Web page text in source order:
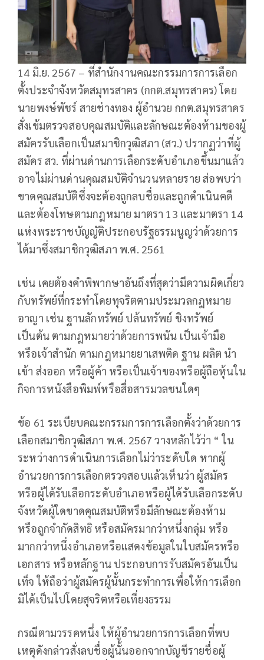
14 มิ.ย. 2567 – ที่สำนักงานคณะกรรมการการเลือก
ตั้งประจำจังหวัดสมุทรสาคร (กกต.สมุทรสาคร) โดย
นายพงษ์พัชร์ สายช่างทอง ผู้อำนวย กกต.สมุทรสาคร
สั่งเข้มตรวจสอบคุณสมบัติและลักษณะต้องห้ามของผู้
สมัครรับเลือกเป็นสมาชิกวุฒิสภา (สว.) ปรากฏว่าที่ผู้
สมัคร สว. ที่ผ่านด่านการเลือกระดับอำเภอขึ้นมาแล้ว
อาจไม่ผ่านด่านคุณสมบัติจำนวนหลายราย ส่อพบว่า
ขาดคุณสมบัติซึ่งจะต้องถูกลบชื่อและถูกดำเนินคดี
และต้องโทษตามกฎหมาย มาตรา 13 และมาตรา 14
แห่งพระราชบัญญัติประกอบรัฐธรรมนูญว่าด้วยการ
ได้มาซึ่งสมาชิกวุฒิสภา พ.ศ. 2561
เช่น เคยต้องคำพิพากษาอันถึงที่สุดว่ามีความผิดเกี่ยว
กับทรัพย์ที่กระทำโดยทุจริตตามประมวลกฎหมาย
อาญา เช่น ฐานลักทรัพย์ ปล้นทรัพย์ ชิงทรัพย์
เป็นต้น ตามกฎหมายว่าด้วยการพนัน เป็นเจ้ามือ
หรือเจ้าสำนัก ตามกฎหมายยาเสพติด ฐาน ผลิต นำ
เข้า ส่งออก หรือผู้ค้า หรือเป็นเจ้าของหรือผู้ถือหุ้นใน
กิจการหนังสือพิมพ์หรือสื่อสารมวลชนใดๆ
ข้อ 61 ระเบียบคณะกรรมการการเลือกตั้งว่าด้วยการ
เลือกสมาชิกวุฒิสภา พ.ศ. 2567 วางหลักไว้ว่า “ ใน
ระหว่างการดำเนินการเลือกไม่ว่าระดับใด หากผู้
อำนวยการการเลือกตรวจสอบแล้วเห็นว่า ผู้สมัคร
หรือผู้ได้รับเลือกระดับอำเภอหรือผู้ได้รับเลือกระดับ
จังหวัดผู้ใดขาดคุณสมบัติหรือมีลักษณะต้องห้าม
หรือถูกจำกัดสิทธิ หรือสมัครมากว่าหนึ่งกลุ่ม หรือ
มากกว่าหนึ่งอำเภอหรือแสดงข้อมูลในใบสมัครหรือ
เอกสาร หรือหลักฐาน ประกอบการรับสมัครอันเป็น
เท็จ ให้ถือว่าผู้สมัครผู้นั้นกระทำการเพื่อให้การเลือก
มิได้เป็นไปโดยสุจริตหรือเที่ยงธรรม
กรณีตามวรรคหนึ่ง ให้ผู้อำนวยการการเลือกที่พบ
เหตุดังกล่าวสั่งลบชื่อผู้นั้นออกจากบัญชีรายชื่อผู้